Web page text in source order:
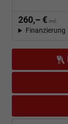
260,– € mtl.
Finanzierung